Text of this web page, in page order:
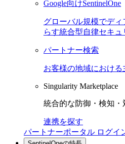
Google向けSentinelOne
グローバル規模でデ
らす統合型自律セキュ
パートナー検索
お客様の地域におけ
Singularity Marketplace
統合的な防御・検知
連携を探す
パートナーポータル ログイ